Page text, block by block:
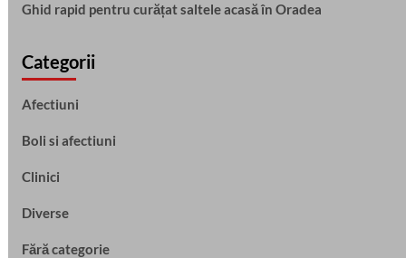
Ghid rapid pentru curățat saltele acasă în Oradea
Categorii
Afectiuni
Boli si afectiuni
Clinici
Diverse
Fără categorie